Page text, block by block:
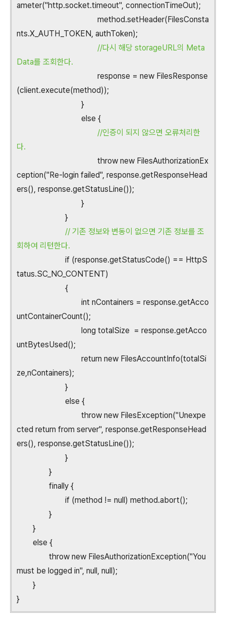
ameter("http.socket.timeout", connectionTimeOut);
method.setHeader(FilesConsta
nts.X_AUTH_TOKEN, authToken);
//다시 해당 storageURL의 Meta
Data를 조회한다.
response = new FilesResponse
(client.execute(method));
}
else {
//인증이 되지 않으면 오류처리한
다.
throw new FilesAuthorizationEx
ception("Re-login failed", response.getResponseHead
ers(), response.getStatusLine());
}
}
// 기존 정보와 변동이 없으면 기존 정보를 조
회하여 리턴한다.
if (response.getStatusCode() == HttpS
tatus.SC_NO_CONTENT)
{
int nContainers = response.getAcco
untContainerCount();
long totalSize = response.getAcco
untBytesUsed();
return new FilesAccountInfo(totalSi
ze,nContainers);
}
else {
throw new FilesException("Unexpe
cted return from server", response.getResponseHead
ers(), response.getStatusLine());
}
}
finally {
if (method != null) method.abort();
}
}
else {
throw new FilesAuthorizationException("You
must be logged in", null, null);
}
}